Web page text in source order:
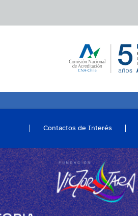
Contactos de Interés